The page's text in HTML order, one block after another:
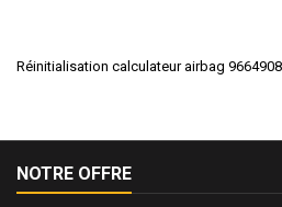
Réinitialisation calculateur airbag
NOTRE OFFRE